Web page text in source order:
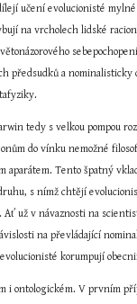
učení evolucionisté
na vrcholech lidské
předsudků a nominalisticky
tedy s velkou pompou
do vínku nemožné
aparátem. Tento špatný
s nímž chtějí
Ať už v návaznosti na
na převládající
korumpují
i ontologickém. V prvním